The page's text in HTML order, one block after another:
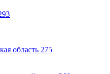
область 275